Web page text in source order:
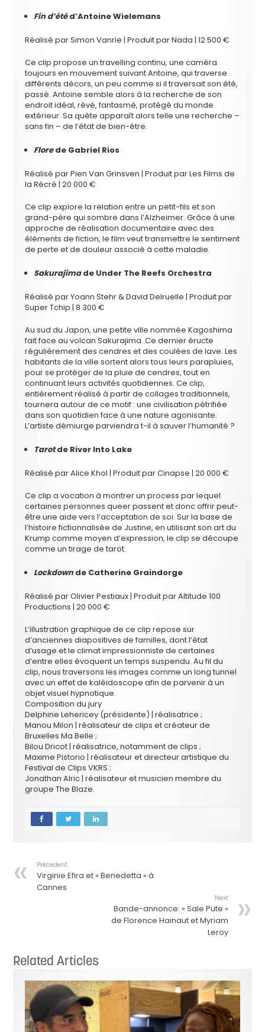
Fin d’étéd’Antoine Wielemans
Réalisé par Simon Vanrie | Produit par Nada | 12 500 €
Ce clip propose un travelling continu, une caméra
toujours en mouvement suivant Antoine, qui traverse
différents décors, un peu comme si il traversait son été,
passé. Antoine semble alors à la recherche de son
endroit idéal, rêvé, fantasmé, protégé du monde
extérieur. Sa quête apparaît alors telle une recherche –
sans fin – de l’état de bien-être.
Florede Gabriel Rios
Réalisé par Pien Van Grinsven | Produit par Les Films de
la Récré | 20 000 €
Ce clip explore la relation entre un petit-fils et son
grand-père qui sombre dans l’Alzheimer. Grâce à une
approche de réalisation documentaire avec des
éléments de fiction, le film veut transmettre le sentiment
de perte et de douleur associé à cette maladie.
Sakurajimade Under The Reefs Orchestra
Réalisé par Yoann Stehr & David Delruelle | Produit par
Super Tchip | 8 300 €
Au sud du Japon, une petite ville nommée Kagoshima
fait face au volcan Sakurajima. Ce dernier éructe
régulièrement des cendres et des coulées de lave. Les
habitants de la ville sortent alors tous leurs parapluies,
pour se protéger de la pluie de cendres, tout en
continuant leurs activités quotidiennes. Ce clip,
entièrement réalisé à partir de collages traditionnels,
tournera autour de ce motif : une civilisation pétrifiée
dans son quotidien face à une nature agonisante.
L’artiste démiurge parviendra t-il à sauver l’humanité ?
Tarotde River Into Lake
Réalisé par Alice Khol | Produit par Cinapse | 20 000 €
Ce clip a vocation à montrer un process par lequel
certaines personnes queer passent et donc offrir peut-
être une aide vers l’acceptation de soi. Sur la base de
l’histoire fictionnalisée de Justine, en utilisant son art du
Krump comme moyen d’expression, le clip se découpe
comme un tirage de tarot.
Lockdownde Catherine Graindorge
Réalisé par Olivier Pestiaux | Produit par Altitude 100
Productions | 20 000 €
L’illustration graphique de ce clip repose sur
d’anciennes diapositives de familles, dont l’état
d’usage et le climat impressionniste de certaines
d’entre elles évoquent un temps suspendu. Au fil du
clip, nous traversons les images comme un long tunnel
avec un effet de kaléidoscope afin de parvenir à un
objet visuel hypnotique.
Composition du jury
Delphine Lehericey (présidente) | réalisatrice ;
Manou Milon | réalisateur de clips et créateur de
Bruxelles Ma Belle ;
Bilou Dricot | réalisatrice, notamment de clips ;
Maxime Pistorio | réalisateur et directeur artistique du
Festival de Clips VKRS ;
Jonathan Alric | réalisateur et musicien membre du
groupe The Blaze.
Précedent
Virginie Efira et « Benedetta » à
Cannes
Next
Bande-annonce: « Sale Pute »
de Florence Hainaut et Myriam
Leroy
Related Articles